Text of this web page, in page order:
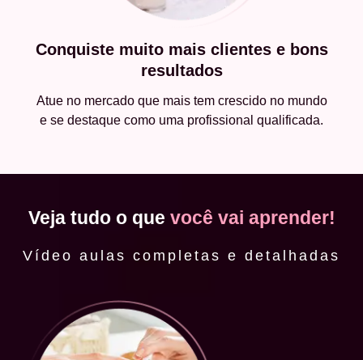
Conquiste muito mais clientes e bons
resultados
Atue no mercado que mais tem crescido no mundo
e se destaque como uma profissional qualificada.
Veja tudo o que você vai aprender!
Vídeo aulas completas e detalhadas